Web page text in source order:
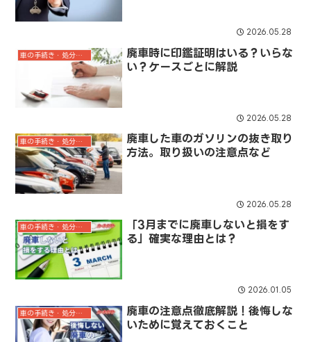
2026.05.28
車の手続き・処分ガイド
廃車時に印鑑証明はいる？いらな
い？ケースごとに解説
2026.05.28
車の手続き・処分ガイド
廃車した車のガソリンの抜き取り
方法。取り扱いの注意点など
2026.05.28
車の手続き・処分ガイド
「3月までに廃車しないと損をす
る」確実な理由とは？
2026.01.05
車の手続き・処分ガイド
廃車の注意点徹底解説！後悔しな
いために覚えておくこと